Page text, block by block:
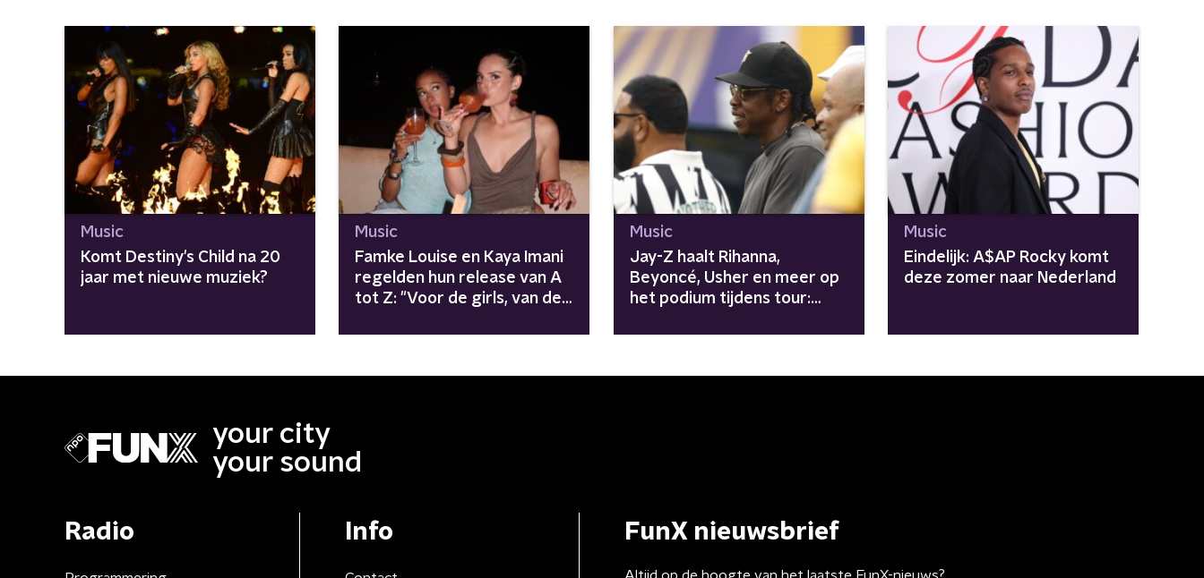
Music
Komt Destiny's Child na 20
jaar met nieuwe muziek?
Music
Famke Louise en Kaya Imani
regelden hun release van A
tot Z: "Voor de girls, van de
Music
Jay-Z haalt Rihanna,
Beyoncé, Usher en meer op
het podium tijdens tour:
meegenomen"
Music
Eindelijk: A$AP Rocky komt
deze zomer naar Nederland
your city
your sound
Radio Info FunX nieuwsbrief
Altijd op de hoogte van het laatste FunX-nieuws?